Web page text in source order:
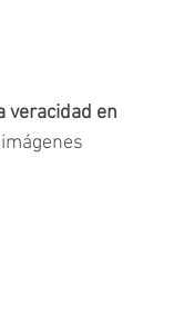
veracidad en